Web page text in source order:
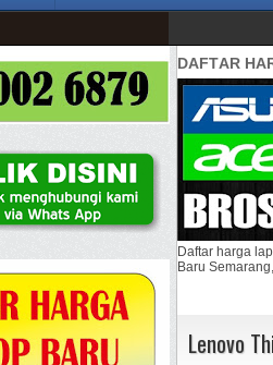
DAFTAR
Daftar harga
Baru
Lenovo